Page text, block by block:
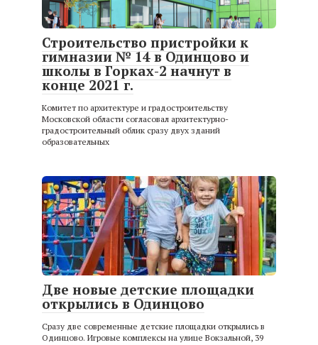
Строительство пристройки к
гимназии № 14 в Одинцово и
школы в Горках-2 начнут в
конце 2021 г.
Комитет по архитектуре и градостроительству
Московской области согласовал архитектурно-
градостроительный облик сразу двух зданий
образовательных
Две новые детские площадки
открылись в Одинцово
Сразу две современные детские площадки открылись в
Одинцово. Игровые комплексы на улице Вокзальной, 39